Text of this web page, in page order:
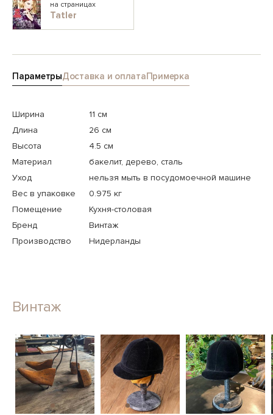
на страницах
Tatler
ПараметрыДоставка и оплатаПримерка
Ширина
11 см
Длина
26 см
Высота
4.5 см
Материал
бакелит, дерево, сталь
Уход
нельзя мыть в посудомоечной машине
Вес в упаковке
0.975 кг
Помещение
Кухня-столовая
Бренд
Винтаж
Производство
Нидерланды
Винтаж